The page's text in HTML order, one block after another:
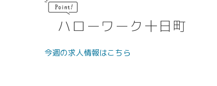
ハローワーク十日町
今週の求人情報はこちら